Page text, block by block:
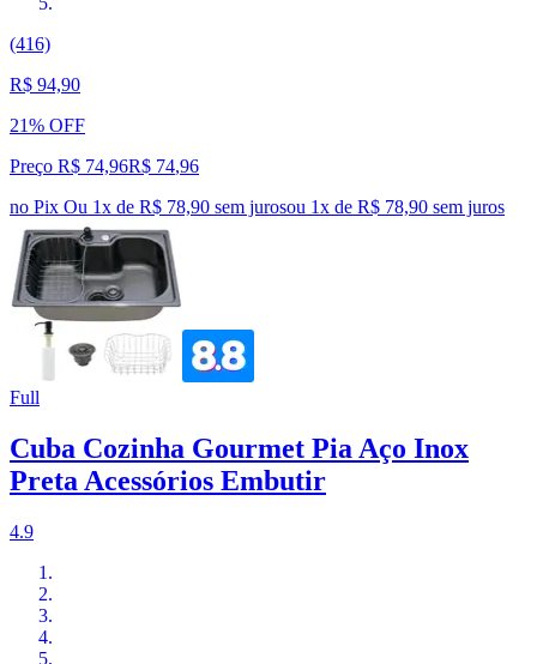
(416)
R$ 94,90
21% OFF
Preço R$ 74,96R$ 74,96
no Pix Ou 1x de R$ 78,90 sem jurosou 1x de R$ 78,90 sem juros
Full
Cuba Cozinha Gourmet Pia Aço Inox
Preta Acessórios Embutir
4.9